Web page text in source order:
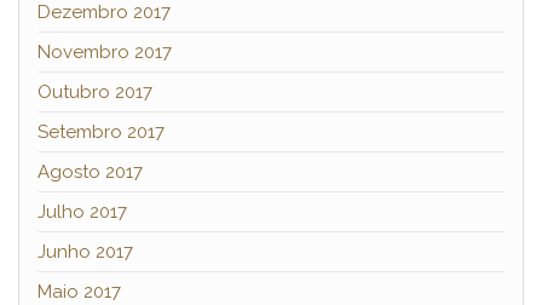
Dezembro 2017
Novembro 2017
Outubro 2017
Setembro 2017
Agosto 2017
Julho 2017
Junho 2017
Maio 2017